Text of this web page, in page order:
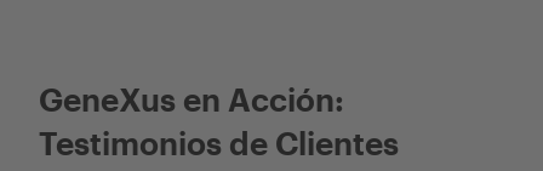
GeneXus en Acción:
Testimonios de Clientes